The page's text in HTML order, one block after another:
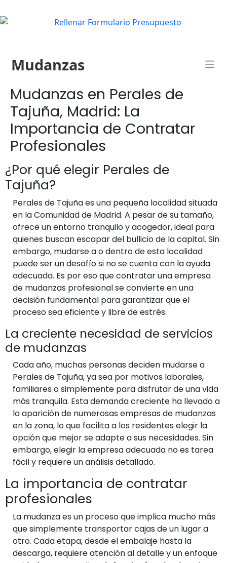
Mudanzas
Mudanzas en Perales de
Tajuña, Madrid: La
Importancia de Contratar
Profesionales
¿Por qué elegir Perales de
Tajuña?
Perales de Tajuña es una pequeña localidad situada
en la Comunidad de Madrid. A pesar de su tamaño,
ofrece un entorno tranquilo y acogedor, ideal para
quienes buscan escapar del bullicio de la capital. Sin
embargo, mudarse a o dentro de esta localidad
puede ser un desafío si no se cuenta con la ayuda
adecuada. Es por eso que contratar una empresa
de mudanzas profesional se convierte en una
decisión fundamental para garantizar que el
proceso sea eficiente y libre de estrés.
La creciente necesidad de servicios
de mudanzas
Cada año, muchas personas deciden mudarse a
Perales de Tajuña, ya sea por motivos laborales,
familiares o simplemente para disfrutar de una vida
más tranquila. Esta demanda creciente ha llevado a
la aparición de numerosas empresas de mudanzas
en la zona, lo que facilita a los residentes elegir la
opción que mejor se adapte a sus necesidades. Sin
embargo, elegir la empresa adecuada no es tarea
fácil y requiere un análisis detallado.
La importancia de contratar
profesionales
La mudanza es un proceso que implica mucho más
que simplemente transportar cajas de un lugar a
otro. Cada etapa, desde el embalaje hasta la
descarga, requiere atención al detalle y un enfoque